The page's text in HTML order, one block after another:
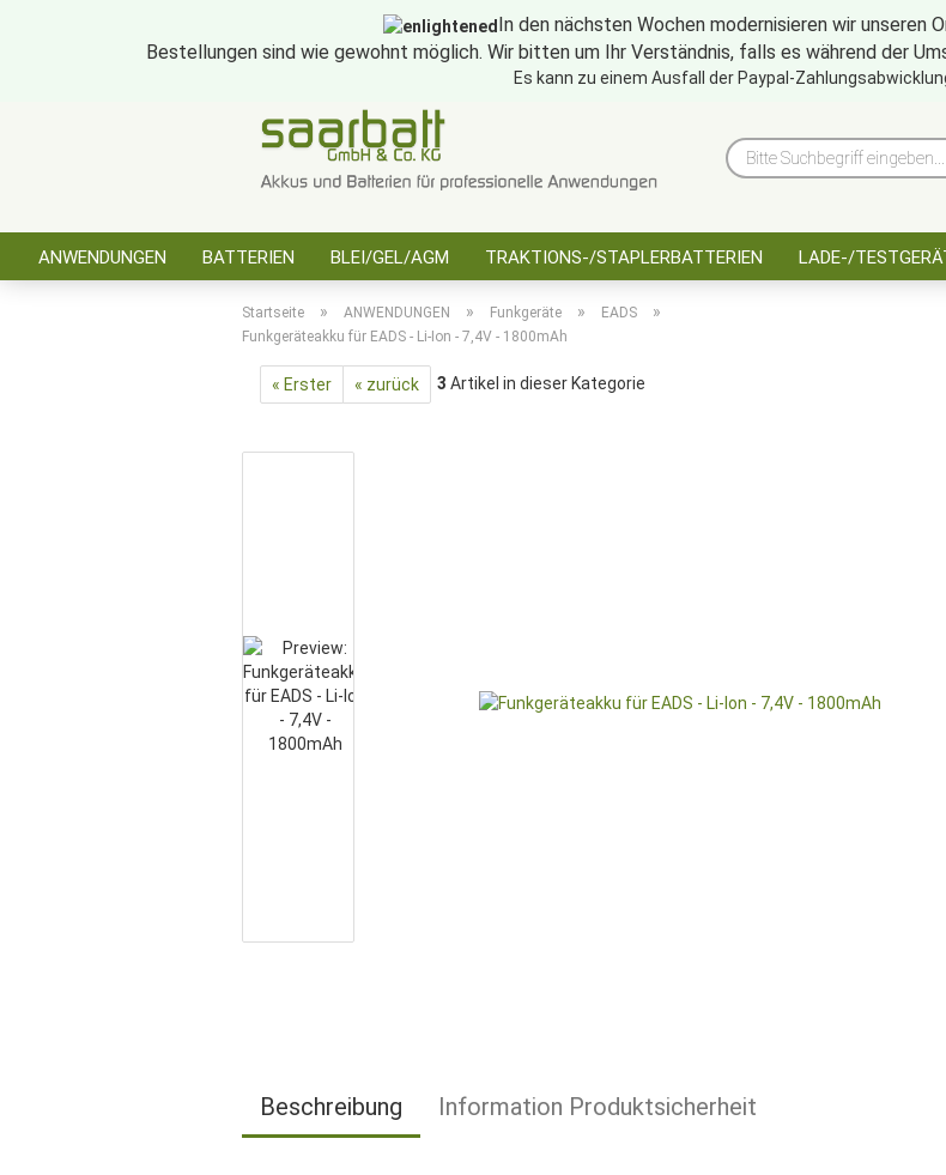
10 Jahre
In den nächsten Wochen modernisieren wir unseren
Bestellungen sind wie gewohnt möglich. Wir bitten um Ihr Verständnis, falls es während der
Es kann zu einem Ausfall der Paypal-
ANWENDUNGEN BATTERIEN BLEI/GEL/AGM TRAKTIONS-/STAPLERBATTERIEN LADE-/
Startseite » ANWENDUNGEN » Funkgeräte » EADS »
Funkgeräteakku für EADS - Li-Ion - 7,4V - 1800mAh
« Erster « zurück 3 Artikel in dieser Kategorie
Beschreibung Information Produktsicherheit